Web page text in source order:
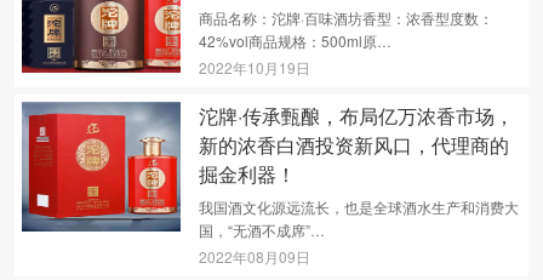
商品名称：沱牌·百味酒坊香型：浓香型度数：
42%vol商品规格：500ml原…
2022年10月19日
沱牌·传承甄酿，布局亿万浓香市场，
新的浓香白酒投资新风口，代理商的
掘金利器！
我国酒文化源远流长，也是全球酒水生产和消费大
国，“无酒不成席”…
2022年08月09日